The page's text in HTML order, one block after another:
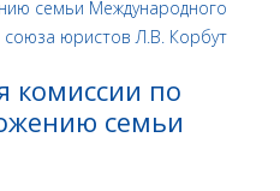
комиссии по
семьи